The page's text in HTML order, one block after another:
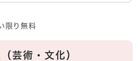
限り無料
芸術・文化）